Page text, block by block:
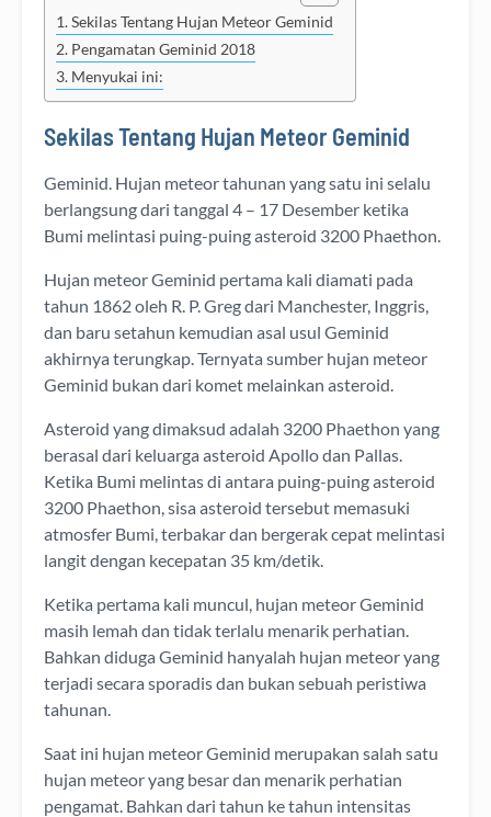
Sekilas Tentang Hujan Meteor Geminid
Pengamatan Geminid 2018
Menyukai ini:
Sekilas Tentang Hujan Meteor Geminid
Geminid. Hujan meteor tahunan yang satu ini selalu
berlangsung dari tanggal 4 – 17 Desember ketika
Bumi melintasi puing-puing asteroid 3200 Phaethon.
Hujan meteor Geminid pertama kali diamati pada
tahun 1862 oleh R. P. Greg dari Manchester, Inggris,
dan baru setahun kemudian asal usul Geminid
akhirnya terungkap. Ternyata sumber hujan meteor
Geminid bukan dari komet melainkan asteroid.
Asteroid yang dimaksud adalah 3200 Phaethon yang
berasal dari keluarga asteroid Apollo dan Pallas.
Ketika Bumi melintas di antara puing-puing asteroid
3200 Phaethon, sisa asteroid tersebut memasuki
atmosfer Bumi, terbakar dan bergerak cepat melintasi
langit dengan kecepatan 35 km/detik.
Ketika pertama kali muncul, hujan meteor Geminid
masih lemah dan tidak terlalu menarik perhatian.
Bahkan diduga Geminid hanyalah hujan meteor yang
terjadi secara sporadis dan bukan sebuah peristiwa
tahunan.
Saat ini hujan meteor Geminid merupakan salah satu
hujan meteor yang besar dan menarik perhatian
pengamat. Bahkan dari tahun ke tahun intensitas